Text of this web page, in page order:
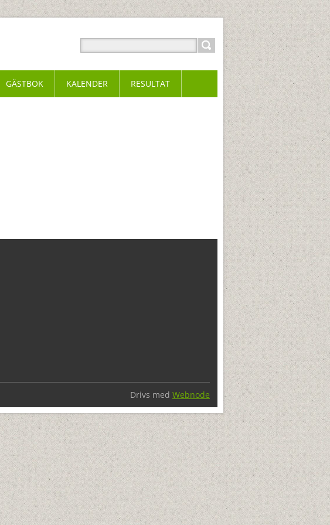
GÄSTBOK KALENDER RESULTAT
Drivs med Webnode